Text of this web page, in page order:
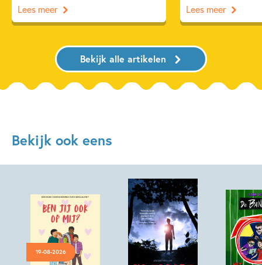
Lees meer Lees meer
Bekijk alle artikelen
Bekijk ook eens
19-08-2026